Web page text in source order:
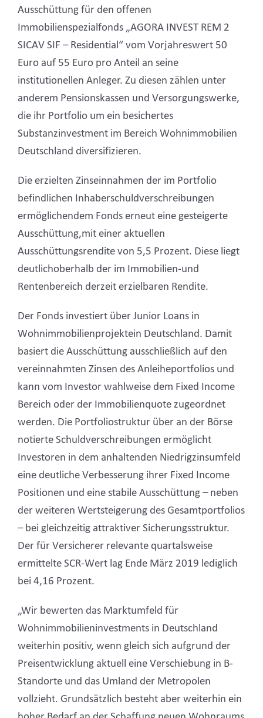
Ausschüttung für den offenen
Immobilienspezialfonds „AGORA INVEST REM 2
SICAV SIF – Residential“ vom Vorjahreswert 50
Euro auf 55 Euro pro Anteil an seine
institutionellen Anleger. Zu diesen zählen unter
anderem Pensionskassen und Versorgungswerke,
die ihr Portfolio um ein besichertes
Substanzinvestment im Bereich Wohnimmobilien
Deutschland diversifizieren.
Die erzielten Zinseinnahmen der im Portfolio
befindlichen Inhaberschuldverschreibungen
ermöglichendem Fonds erneut eine gesteigerte
Ausschüttung,mit einer aktuellen
Ausschüttungsrendite von 5,5 Prozent. Diese liegt
deutlichoberhalb der im Immobilien-und
Rentenbereich derzeit erzielbaren Rendite.
Der Fonds investiert über Junior Loans in
Wohnimmobilienprojektein Deutschland. Damit
basiert die Ausschüttung ausschließlich auf den
vereinnahmten Zinsen des Anleiheportfolios und
kann vom Investor wahlweise dem Fixed Income
Bereich oder der Immobilienquote zugeordnet
werden. Die Portfoliostruktur über an der Börse
notierte Schuldverschreibungen ermöglicht
Investoren in dem anhaltenden Niedrigzinsumfeld
eine deutliche Verbesserung ihrer Fixed Income
Positionen und eine stabile Ausschüttung – neben
der weiteren Wertsteigerung des Gesamtportfolios
– bei gleichzeitig attraktiver Sicherungsstruktur.
Der für Versicherer relevante quartalsweise
ermittelte SCR-Wert lag Ende März 2019 lediglich
bei 4,16 Prozent.
„Wir bewerten das Marktumfeld für
Wohnimmobilieninvestments in Deutschland
weiterhin positiv, wenn gleich sich aufgrund der
Preisentwicklung aktuell eine Verschiebung in B-
Standorte und das Umland der Metropolen
vollzieht. Grundsätzlich besteht aber weiterhin ein
hoher Bedarf an der Schaffung neuen Wohnraums